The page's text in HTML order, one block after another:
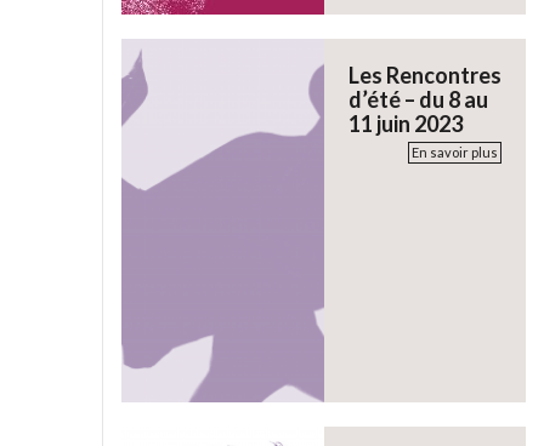
Les Rencontres
d’été – du 8 au
11 juin 2023
En savoir plus